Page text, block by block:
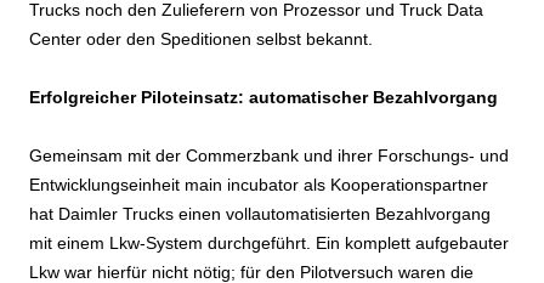
Trucks noch den Zulieferern von Prozessor und Truck Data
Center oder den Speditionen selbst bekannt.
Erfolgreicher Piloteinsatz: automatischer Bezahlvorgang
Gemeinsam mit der Commerzbank und ihrer Forschungs- und
Entwicklungseinheit main incubator als Kooperationspartner
hat Daimler Trucks einen vollautomatisierten Bezahlvorgang
mit einem Lkw-System durchgeführt. Ein komplett aufgebauter
Lkw war hierfür nicht nötig; für den Pilotversuch waren die